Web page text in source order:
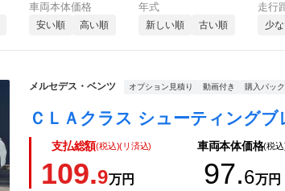
車両本体価格
安い順 高い順
年式
新しい順 古い順
走行
少
メルセデス・ベンツ オプション見積り 動画付き 購入パッ
支払総額(税込)(リ済込)
109.9万円
車両本体価格(税込
97.6万円